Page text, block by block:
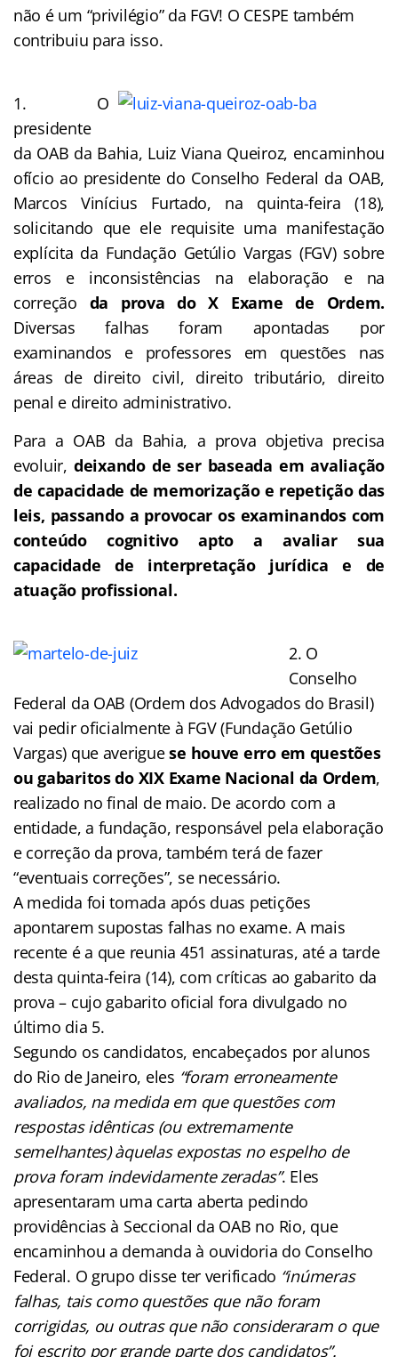
não é um “privilégio” da FGV! O CESPE também
contribuiu para isso.
1. O
presidente
da OAB da Bahia, Luiz Viana Queiroz, encaminhou
ofício ao presidente do Conselho Federal da OAB,
Marcos Vinícius Furtado, na quinta-feira (18),
solicitando que ele requisite uma manifestação
explícita da Fundação Getúlio Vargas (FGV) sobre
erros e inconsistências na elaboração e na
correção da prova do X Exame de Ordem.
Diversas falhas foram apontadas por
examinandos e professores em questões nas
áreas de direito civil, direito tributário, direito
penal e direito administrativo.
Para a OAB da Bahia, a prova objetiva precisa
evoluir, deixando de ser baseada em avaliação
de capacidade de memorização e repetição das
leis, passando a provocar os examinandos com
conteúdo cognitivo apto a avaliar sua
capacidade de interpretação jurídica e de
atuação profissional.
2. O
Conselho
Federal da OAB (Ordem dos Advogados do Brasil)
vai pedir oficialmente à FGV (Fundação Getúlio
Vargas) que averiguese houve erro em questões
ou gabaritos do XIX Exame Nacional da Ordem,
realizado no final de maio. De acordo com a
entidade, a fundação, responsável pela elaboração
e correção da prova, também terá de fazer
“eventuais correções”, se necessário.
A medida foi tomada após duas petições
apontarem supostas falhas no exame. A mais
recente é a que reunia 451 assinaturas, até a tarde
desta quinta-feira (14), com críticas ao gabarito da
prova – cujo gabarito oficial fora divulgado no
último dia 5.
Segundo os candidatos, encabeçados por alunos
do Rio de Janeiro, eles “foram erroneamente
avaliados, na medida em que questões com
respostas idênticas (ou extremamente
semelhantes) àquelas expostas no espelho de
prova foram indevidamente zeradas”. Eles
apresentaram uma carta aberta pedindo
providências à Seccional da OAB no Rio, que
encaminhou a demanda à ouvidoria do Conselho
Federal. O grupo disse ter verificado “inúmeras
falhas, tais como questões que não foram
corrigidas, ou outras que não consideraram o que
foi escrito por grande parte dos candidatos”.